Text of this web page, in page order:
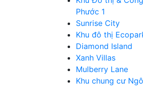
Phước 1
Sunrise City
Khu đô thị
Diamond Island
Xanh Villas
Mulberry Lane
Khu chung cư